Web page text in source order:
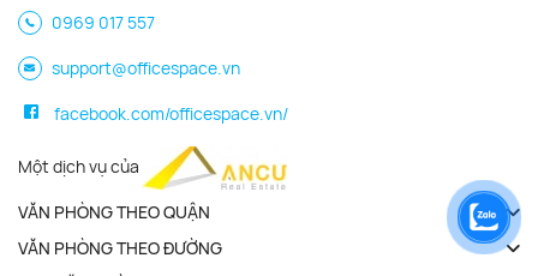
0969 017 557
support@officespace.vn
facebook.com/officespace.vn/
Một dịch vụ của
VĂN PHÒNG THEO QUẬN
VĂN PHÒNG THEO ĐƯỜNG